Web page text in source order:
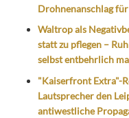
Drohnenanschlag
Waltrop als
statt zu pflegen –
selbst entbehrlich
"Kaiserfront Extra"-
Lautsprecher den
antiwestliche